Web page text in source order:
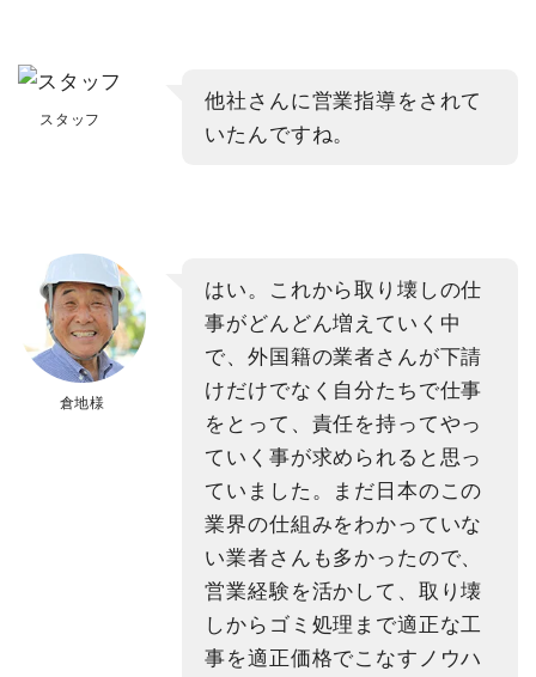
スタッフ
他社さんに営業指導をされて
いたんですね。
倉地様
はい。これから取り壊しの仕
事がどんどん増えていく中
で、外国籍の業者さんが下請
けだけでなく自分たちで仕事
をとって、責任を持ってやっ
ていく事が求められると思っ
ていました。まだ日本のこの
業界の仕組みをわかっていな
い業者さんも多かったので、
営業経験を活かして、取り壊
しからゴミ処理まで適正な工
事を適正価格でこなすノウハ